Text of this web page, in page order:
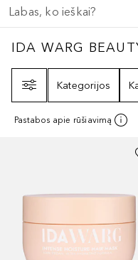
IDA WARG
IDA WARG
Kategorijos
Pastabos apie rūšiavimą